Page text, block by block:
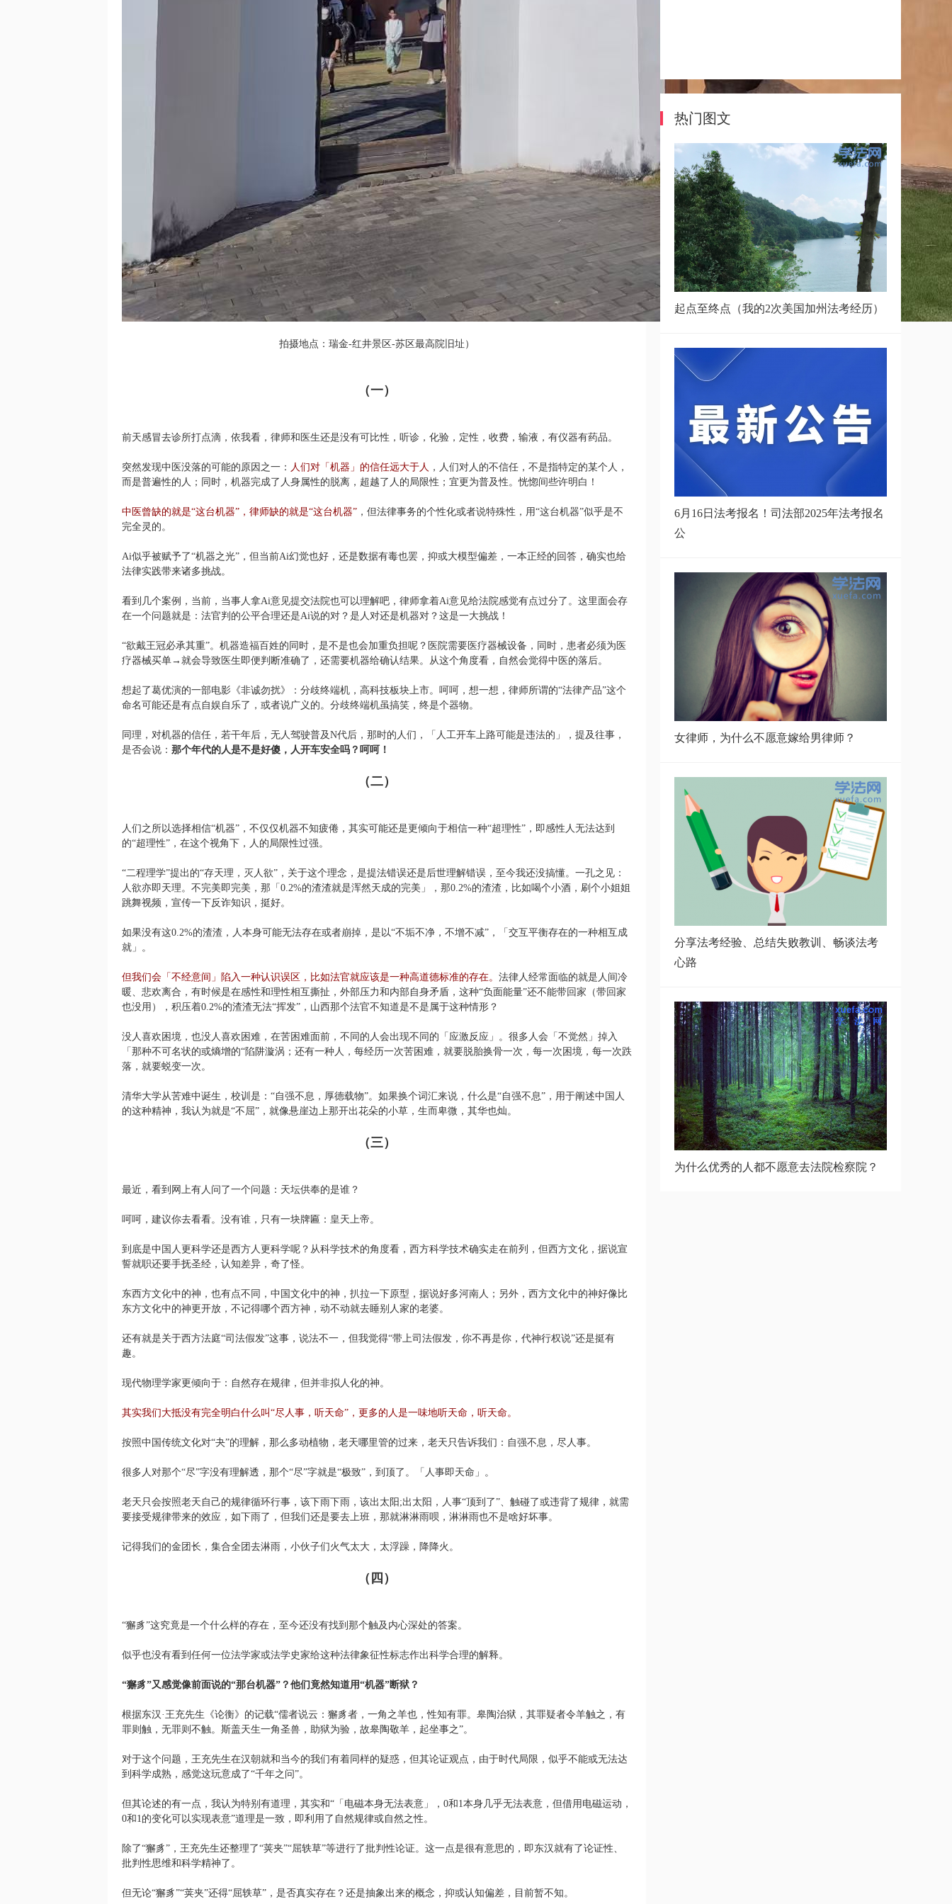
拍摄地点：瑞金-红井景区-苏区最高院旧址）
（一）
前天感冒去诊所打点滴，依我看，律师和医生还是没有可比性，听诊，化验，定性，收费，输液，有仪器有药品。
突然发现中医没落的可能的原因之一： 人们对「机器」的信任远大于人 ，人们对人的不信任，不是指特定的某个人，
而是普遍性的人；同时，机器完成了人身属性的脱离，超越了人的局限性；宜更为普及性。恍惚间些许明白！
中医曾缺的就是“这台机器”，律师缺的就是“这台机器” ，但法律事务的个性化或者说特殊性，用“这台机器”似乎是不
完全灵的。
Ai似乎被赋予了“机器之光”，但当前Ai幻觉也好，还是数据有毒也罢，抑或大模型偏差，一本正经的回答，确实也给
法律实践带来诸多挑战。
看到几个案例，当前，当事人拿Ai意见提交法院也可以理解吧，律师拿着Ai意见给法院感觉有点过分了。这里面会存
在一个问题就是：法官判的公平合理还是Ai说的对？是人对还是机器对？这是一大挑战！
“欲戴王冠必承其重”。机器造福百姓的同时，是不是也会加重负担呢？医院需要医疗器械设备，同时，患者必须为医
疗器械买单→就会导致医生即便判断准确了，还需要机器给确认结果。从这个角度看，自然会觉得中医的落后。
想起了葛优演的一部电影《非诚勿扰》：分歧终端机，高科技板块上市。呵呵，想一想，律师所谓的“法律产品”这个
命名可能还是有点自娱自乐了，或者说广义的。分歧终端机虽搞笑，终是个器物。
同理，对机器的信任，若干年后，无人驾驶普及N代后，那时的人们，「人工开车上路可能是违法的」，提及往事，
是否会说： 那个年代的人是不是好傻，人开车安全吗？呵呵！
（二）
人们之所以选择相信“机器”，不仅仅机器不知疲倦，其实可能还是更倾向于相信一种“超理性”，即感性人无法达到
的“超理性”，在这个视角下，人的局限性过强。
“二程理学”提出的“存天理，灭人欲”，关于这个理念，是提法错误还是后世理解错误，至今我还没搞懂。一孔之见：
人欲亦即天理。不完美即完美，那「0.2%的渣渣就是浑然天成的完美」，那0.2%的渣渣，比如喝个小酒，刷个小姐姐
跳舞视频，宣传一下反诈知识，挺好。
如果没有这0.2%的渣渣，人本身可能无法存在或者崩掉，是以“不垢不净，不增不减”，「交互平衡存在的一种相互成
就」。
但我们会「不经意间」陷入一种认识误区，比如法官就应该是一种高道德标准的存在。 法律人经常面临的就是人间冷
暖、悲欢离合，有时候是在感性和理性相互撕扯，外部压力和内部自身矛盾，这种“负面能量”还不能带回家（带回家
也没用），积压着0.2%的渣渣无法“挥发”，山西那个法官不知道是不是属于这种情形？
没人喜欢困境，也没人喜欢困难，在苦困难面前，不同的人会出现不同的「应激反应」。很多人会「不觉然」掉入
「那种不可名状的或熵增的“陷阱漩涡；还有一种人，每经历一次苦困难，就要脱胎换骨一次，每一次困境，每一次跌
落，就要蜕变一次。
清华大学从苦难中诞生，校训是：“自强不息，厚德载物”。如果换个词汇来说，什么是“自强不息”，用于阐述中国人
的这种精神，我认为就是“不屈”，就像悬崖边上那开出花朵的小草，生而卑微，其华也灿。
（三）
最近，看到网上有人问了一个问题：天坛供奉的是谁？
呵呵，建议你去看看。没有谁，只有一块牌匾：皇天上帝。
到底是中国人更科学还是西方人更科学呢？从科学技术的角度看，西方科学技术确实走在前列，但西方文化，据说宣
誓就职还要手抚圣经，认知差异，奇了怪。
东西方文化中的神，也有点不同，中国文化中的神，扒拉一下原型，据说好多河南人；另外，西方文化中的神好像比
东方文化中的神更开放，不记得哪个西方神，动不动就去睡别人家的老婆。
还有就是关于西方法庭“司法假发”这事，说法不一，但我觉得“带上司法假发，你不再是你，代神行权说”还是挺有
趣。
现代物理学家更倾向于：自然存在规律，但并非拟人化的神。
其实我们大抵没有完全明白什么叫“尽人事，听天命”，更多的人是一味地听天命，听天命。
按照中国传统文化对“夬”的理解，那么多动植物，老天哪里管的过来，老天只告诉我们：自强不息，尽人事。
很多人对那个“尽”字没有理解透，那个“尽”字就是“极致”，到顶了。「人事即天命」。
老天只会按照老天自己的规律循环行事，该下雨下雨，该出太阳;出太阳，人事“顶到了”、触碰了或违背了规律，就需
要接受规律带来的效应，如下雨了，但我们还是要去上班，那就淋淋雨呗，淋淋雨也不是啥好坏事。
记得我们的金团长，集合全团去淋雨，小伙子们火气太大，太浮躁，降降火。
（四）
“獬豸”这究竟是一个什么样的存在，至今还没有找到那个触及内心深处的答案。
似乎也没有看到任何一位法学家或法学史家给这种法律象征性标志作出科学合理的解释。
“獬豸”又感觉像前面说的“那台机器”？他们竟然知道用“机器”断狱？
根据东汉·王充先生《论衡》的记载“儒者说云：獬豸者，一角之羊也，性知有罪。皋陶治狱，其罪疑者令羊触之，有
罪则触，无罪则不触。斯盖天生一角圣兽，助狱为验，故皋陶敬羊，起坐事之”。
对于这个问题，王充先生在汉朝就和当今的我们有着同样的疑惑，但其论证观点，由于时代局限，似乎不能或无法达
到科学成熟，感觉这玩意成了“千年之问”。
但其论述的有一点，我认为特别有道理，其实和“「电磁本身无法表意」，0和1本身几乎无法表意，但借用电磁运动，
0和1的变化可以实现表意”道理是一致，即利用了自然规律或自然之性。
除了“獬豸”，王充先生还整理了“荚夹”“屈轶草”等进行了批判性论证。这一点是很有意思的，即东汉就有了论证性、
批判性思维和科学精神了。
但无论“獬豸”“荚夹”还得“屈轶草”，是否真实存在？还是抽象出来的概念，抑或认知偏差，目前暂不知。
热门图文
起点至终点（我的2次美国加州法考经历）
6月16日法考报名！司法部2025年法考报名
公
女律师，为什么不愿意嫁给男律师？
分享法考经验、总结失败教训、畅谈法考
心路
为什么优秀的人都不愿意去法院检察院？